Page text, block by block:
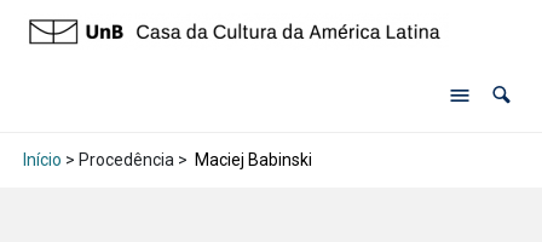
Início > Procedência > Maciej Babinski